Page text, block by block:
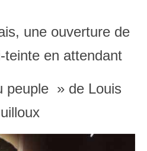
une ouverture de
teinte en attendant
peuple » de Louis